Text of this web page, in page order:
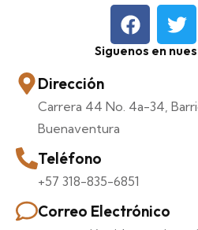
Siguenos en
Dirección
Carrera 44 No. 4a-34,
Buenaventura
Teléfono
+57 318-835-6851
Correo Electrónico